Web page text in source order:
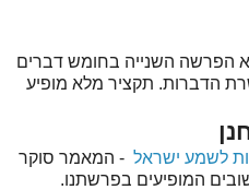
הפרשה השנייה בחומש דברים
הדברות. תקציר מלא מופיע
לשמע ישראל - המאמר סוקר
המופיעים בפרשתנו.